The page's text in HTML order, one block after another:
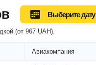
Выберите дату
(от 967 UAH).
Авиакомпания